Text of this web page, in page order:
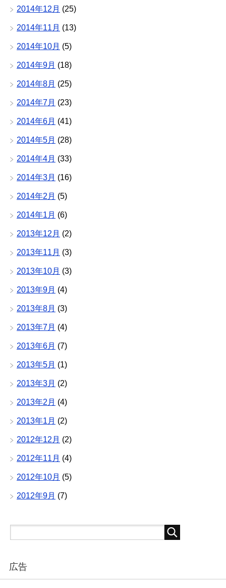
2014年12月 (25)
2014年11月 (13)
2014年10月 (5)
2014年9月 (18)
2014年8月 (25)
2014年7月 (23)
2014年6月 (41)
2014年5月 (28)
2014年4月 (33)
2014年3月 (16)
2014年2月 (5)
2014年1月 (6)
2013年12月 (2)
2013年11月 (3)
2013年10月 (3)
2013年9月 (4)
2013年8月 (3)
2013年7月 (4)
2013年6月 (7)
2013年5月 (1)
2013年3月 (2)
2013年2月 (4)
2013年1月 (2)
2012年12月 (2)
2012年11月 (4)
2012年10月 (5)
2012年9月 (7)
広告